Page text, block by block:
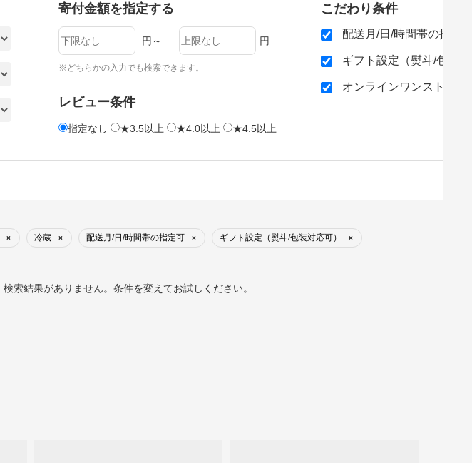
寄付金額を指定する
円～ 円
※どちらかの入力でも検索できます。
レビュー条件
指定なし ★3.5以上 ★4.0以上 ★4.5以上
こだわり条件
配送月/日/時間帯の指定
ギフト設定（熨斗/包装
オンラインワンストップ
× 冷蔵 × 配送月/日/時間帯の指定可 × ギフト設定（熨斗/包装対応可） ×
検索結果がありません。条件を変えてお試しください。